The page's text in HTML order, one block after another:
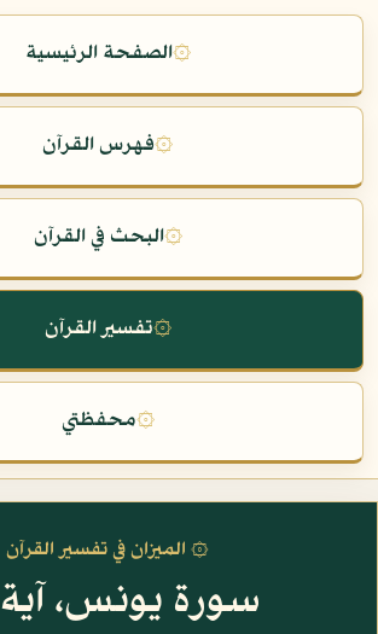
۞الصفحة الرئيسية
۞فهرس القرآن
۞البحث في القرآن
۞تفسير القرآن
۞محفظتي
۞ الميزان في تفسير القرآن
سورة يونس، آية ١٥